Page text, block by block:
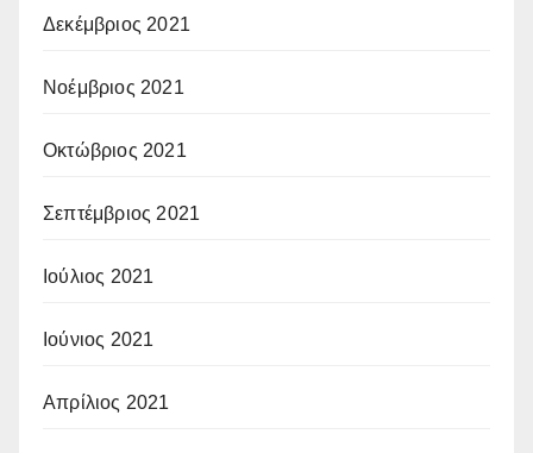
Δεκέμβριος 2021
Νοέμβριος 2021
Οκτώβριος 2021
Σεπτέμβριος 2021
Ιούλιος 2021
Ιούνιος 2021
Απρίλιος 2021